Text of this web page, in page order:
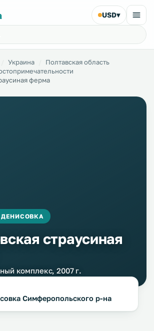
USD▾
Украина
Полтавская область
ферма
ДЕНИСОВКА
страусиная
комплекс, 2007 г.
Симферопольского р-на